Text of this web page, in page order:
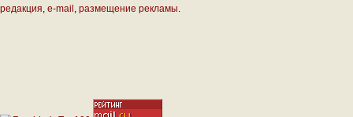
редакция, e-mail , размещение рекламы.